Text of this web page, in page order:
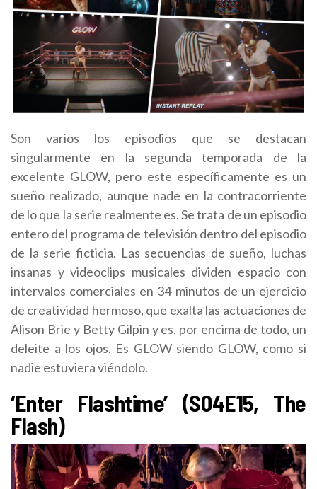
Son varios los episodios que se destacan
singularmente en la segunda temporada de la
excelente GLOW, pero este específicamente es un
sueño realizado, aunque nade en la contracorriente
de lo que la serie realmente es. Se trata de un episodio
entero del programa de televisión dentro del episodio
de la serie ficticia. Las secuencias de sueño, luchas
insanas y videoclips musicales dividen espacio con
intervalos comerciales en 34 minutos de un ejercicio
de creatividad hermoso, que exalta las actuaciones de
Alison Brie y Betty Gilpin y es, por encima de todo, un
deleite a los ojos. Es GLOW siendo GLOW, como si
nadie estuviera viéndolo.
‘Enter Flashtime’ (S04E15, The
Flash)